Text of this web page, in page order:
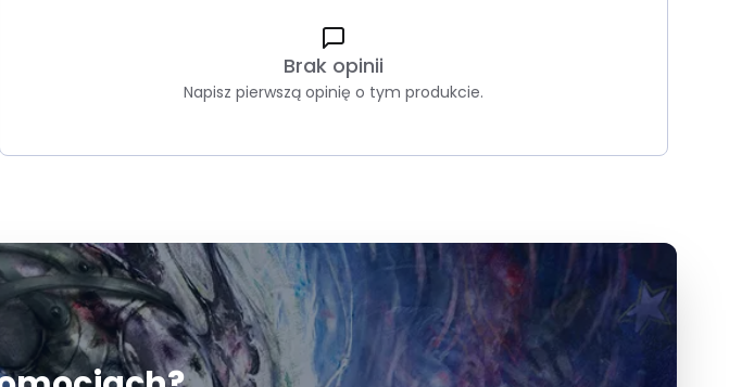
Brak opinii
Napisz pierwszą opinię o tym produkcie.